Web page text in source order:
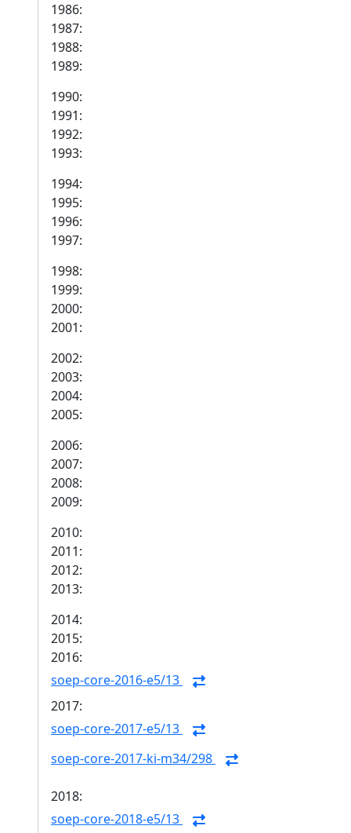
1986:
1987:
1988:
1989:
1990:
1991:
1992:
1993:
1994:
1995:
1996:
1997:
1998:
1999:
2000:
2001:
2002:
2003:
2004:
2005:
2006:
2007:
2008:
2009:
2010:
2011:
2012:
2013:
2014:
2015:
2016:
soep-core-2016-e5/13
2017:
soep-core-2017-e5/13
soep-core-2017-ki-m34/298
2018:
soep-core-2018-e5/13